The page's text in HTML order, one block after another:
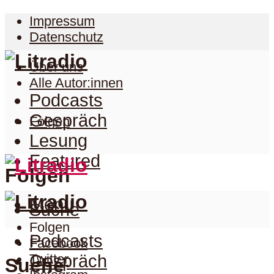
Impressum
Datenschutz
Über uns
Alle Autor:innen
Folgen
Folgen
Folgen
Facebook
Twitter
Podcasts
Gespräch
Lesung
Featured
Menu
Suche
Suche
Podcasts
Gespräch